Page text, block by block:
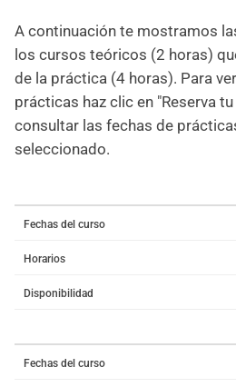
A continuación te mostramos
los cursos teóricos (2 horas)
de la práctica (4 horas). Para
prácticas haz clic en "Reserva
consultar las fechas de
seleccionado.
Fechas del curso
Horarios
Disponibilidad
Fechas del curso